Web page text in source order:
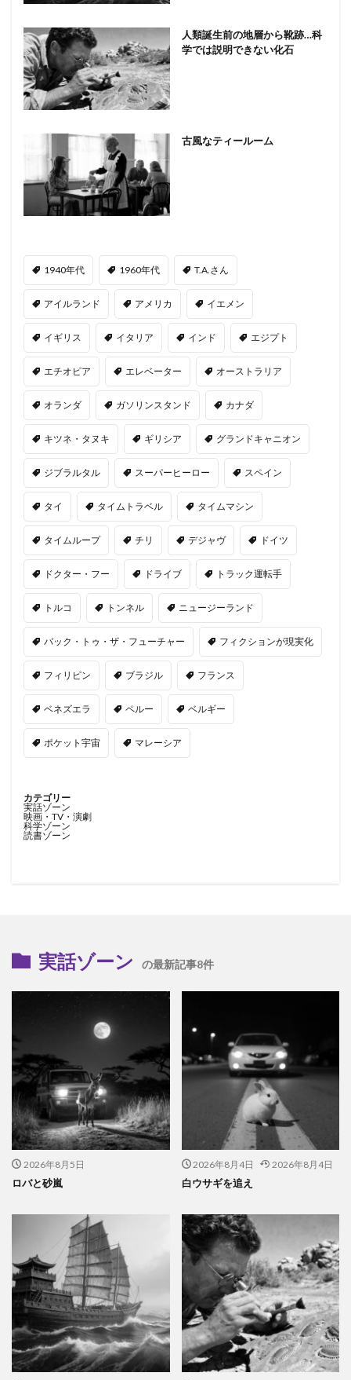
人類誕生前の地層から靴跡…科
学では説明できない化石
古風なティールーム
1940年代 1960年代 T.A.さん
アイルランド アメリカ イエメン
イギリス イタリア インド エジプト
エチオピア エレベーター オーストラリア
オランダ ガソリンスタンド カナダ
キツネ・タヌキ ギリシア グランドキャニオン
ジブラルタル スーパーヒーロー スペイン
タイ タイムトラベル タイムマシン
タイムループ チリ デジャヴ ドイツ
ドクター・フー ドライブ トラック運転手
トルコ トンネル ニュージーランド
バック・トゥ・ザ・フューチャー フィクションが現実化
フィリピン ブラジル フランス
ベネズエラ ペルー ベルギー
ポケット宇宙 マレーシア
カテゴリー
実話ゾーン
映画・TV・演劇
科学ゾーン
読書ゾーン
実話ゾーン の最新記事8件
2026年8月5日
ロバと砂嵐
2026年8月4日 2026年8月4日
白ウサギを追え